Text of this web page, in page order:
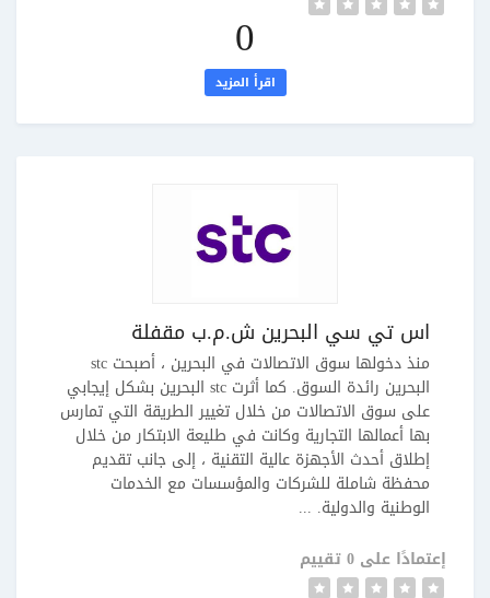
0
اقرأ المزيد
اس تي سي البحرين ش.م.ب مقفلة
منذ دخولها سوق الاتصالات في البحرين ، أصبحت stc
البحرين رائدة السوق. كما أثرت stc البحرين بشكل إيجابي
على سوق الاتصالات من خلال تغيير الطريقة التي تمارس
بها أعمالها التجارية وكانت في طليعة الابتكار من خلال
إطلاق أحدث الأجهزة عالية التقنية ، إلى جانب تقديم
محفظة شاملة للشركات والمؤسسات مع الخدمات
الوطنية والدولية. ...
إعتمادًا على 0 تقييم